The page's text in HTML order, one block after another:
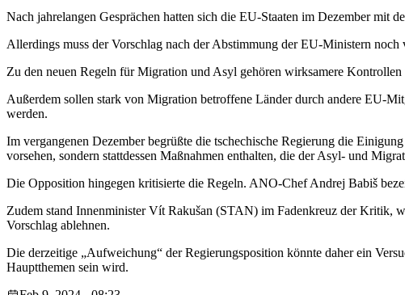
Nach jahrelangen Gesprächen hatten sich die EU-Staaten im Dezember mit
Allerdings muss der Vorschlag nach der Abstimmung der EU-Ministern
Zu den neuen Regeln für Migration und Asyl gehören wirksamere
Außerdem sollen stark von Migration betroffene Länder durch andere EU-
werden.
Im vergangenen Dezember begrüßte die tschechische Regierung die
vorsehen, sondern stattdessen Maßnahmen enthalten, die der Asyl- und
Die Opposition hingegen kritisierte die Regeln. ANO-Chef Andrej Babiš
Zudem stand Innenminister Vít Rakušan (STAN) im Fadenkreuz der Kritik,
Vorschlag ablehnen.
Die derzeitige „Aufweichung“ der Regierungsposition könnte daher ein
Hauptthemen sein wird.